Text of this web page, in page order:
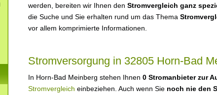
werden, bereiten wir Ihnen den Stromvergleich ganz
die Suche und Sie erhalten rund um das Thema
vor allem komprimierte Informationen.
Stromversorgung in 32805 Horn-Bad
In Horn-Bad Meinberg stehen Ihnen 0 Stromanbieter zur
Stromvergleich einbeziehen. Auch wenn Sie noch nie den